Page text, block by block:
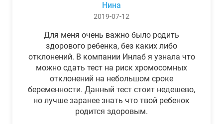
Нина
2019-07-12
Для меня очень важно было родить
здорового ребенка, без каких либо
отклонений. В компании Инлаб я узнала что
можно сдать тест на риск хромосомных
отклонений на небольшом сроке
беременности. Данный тест стоит недешево,
но лучше заранее знать что твой ребенок
родится здоровым.